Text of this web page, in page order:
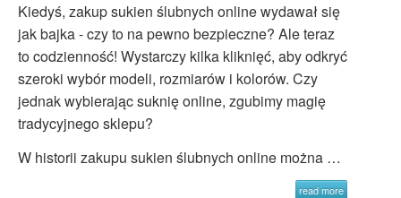
Kiedyś, zakup sukien ślubnych online wydawał się
jak bajka - czy to na pewno bezpieczne? Ale teraz
to codzienność! Wystarczy kilka kliknięć, aby odkryć
szeroki wybór modeli, rozmiarów i kolorów. Czy
jednak wybierając suknię online, zgubimy magię
tradycyjnego sklepu?
W historii zakupu sukien ślubnych online można …
read more